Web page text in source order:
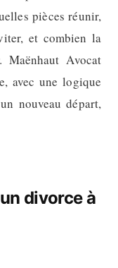
pièces réunir,
et combien la
Maënhaut Avocat
avec une logique
nouveau départ,
divorce à